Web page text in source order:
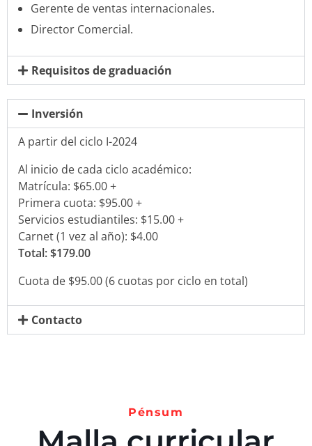
Gerente de ventas internacionales.
Director Comercial.
Requisitos de graduación
Inversión
A partir del ciclo I-2024
Al inicio de cada ciclo académico:
Matrícula: $65.00 +
Primera cuota: $95.00 +
Servicios estudiantiles: $15.00 +
Carnet (1 vez al año): $4.00
Total: $179.00
Cuota de $95.00 (6 cuotas por ciclo en total)
Contacto
Pénsum